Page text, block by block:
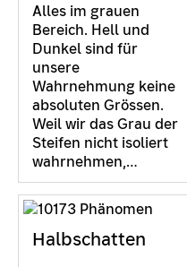
Alles im grauen
Bereich. Hell und
Dunkel sind für
unsere
Wahrnehmung keine
absoluten Grössen.
Weil wir das Grau der
Steifen nicht isoliert
wahrnehmen,…
Halbschatten